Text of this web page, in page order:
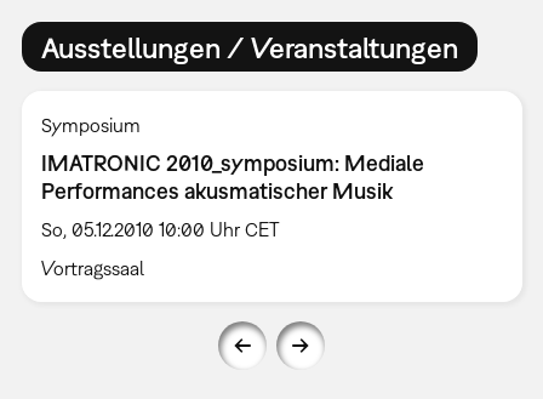
Ausstellungen / Veranstaltungen
Symposium
IMATRONIC 2010_symposium: Mediale
Performances akusmatischer Musik
So, 05.12.2010 10:00 Uhr CET
Vortragssaal